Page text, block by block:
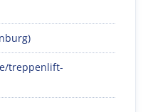
treppenlift-